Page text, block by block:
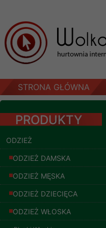
STRONA GŁÓWNA
PRODUKTY
ODZIEŻ
ODZIEŻ DAMSKA
ODZIEŻ MĘSKA
ODZIEŻ DZIECIĘCA
ODZIEŻ WŁOSKA